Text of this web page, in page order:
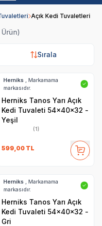
Açık Kedi Tuvaletleri
Ürün)
Sırala
Sırala
Herniks
, Markamama
markasıdır.
✓
Herniks Tanos Yarı Açık
Kedi Tuvaleti 54x40x32 -
Yeşil
(1)
599,00 TL
Herniks
, Markamama
markasıdır.
✓
Herniks Tanos Yarı Açık
Kedi Tuvaleti 54x40x32 -
Gri